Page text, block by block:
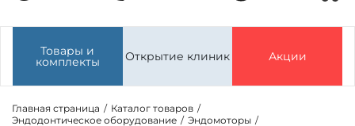
Товары и
комплекты Открытие клиник Акции
Главная страница / Каталог товаров /
Эндодонтическое оборудование / Эндомоторы /